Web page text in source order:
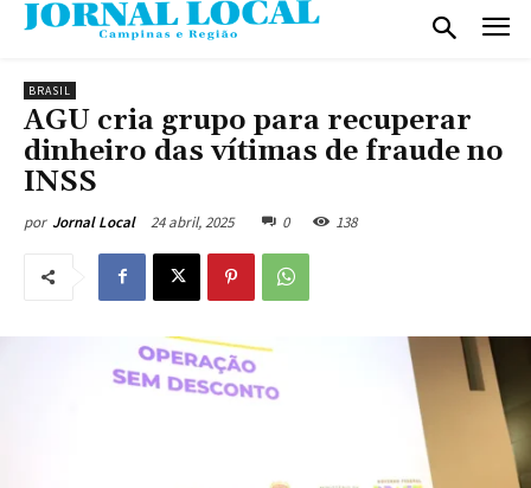
BRASIL
AGU cria grupo para recuperar
dinheiro das vítimas de fraude no
INSS
por Jornal Local 24 abril, 2025 0 138